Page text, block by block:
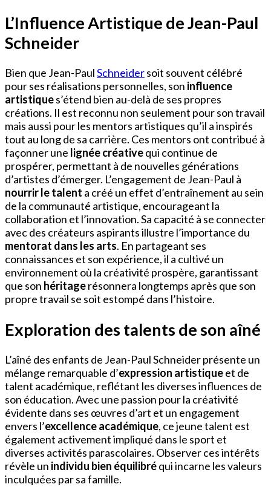
L’Influence Artistique de Jean-Paul
Schneider
Bien que Jean-PaulSchneidersoit souvent célébré
pour ses réalisations personnelles, son influence
artistiques’étend bien au-delà de ses propres
créations. Il est reconnu non seulement pour son travail
mais aussi pour les mentors artistiques qu’il a inspirés
tout au long de sa carrière. Ces mentors ont contribué à
façonner une lignée créativequi continue de
prospérer, permettant à de nouvelles générations
d’artistes d’émerger. L’engagement de Jean-Paul à
nourrir le talent a créé un effet d’entraînement au sein
de la communauté artistique, encourageant la
collaboration et l’innovation. Sa capacité à se connecter
avec des créateurs aspirants illustre l’importance du
mentorat dans les arts. En partageant ses
connaissances et son expérience, il a cultivé un
environnement où la créativité prospère, garantissant
que son héritagerésonnera longtemps après que son
propre travail se soit estompé dans l’histoire.
Exploration des talents de son aîné
L’aîné des enfants de Jean-Paul Schneider présente un
mélange remarquable d’expression artistiqueet de
talent académique, reflétant les diverses influences de
son éducation. Avec une passion pour la créativité
évidente dans ses œuvres d’art et un engagement
envers l’excellence académique, ce jeune talent est
également activement impliqué dans le sport et
diverses activités parascolaires. Observer ces intérêts
révèle un individu bien équilibréqui incarne les valeurs
inculquées par sa famille.